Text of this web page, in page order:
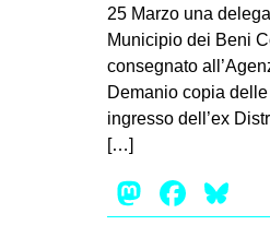
25 Marzo una
Municipio dei Beni
consegnato
Demanio copia
ingresso dell’ex
[…]